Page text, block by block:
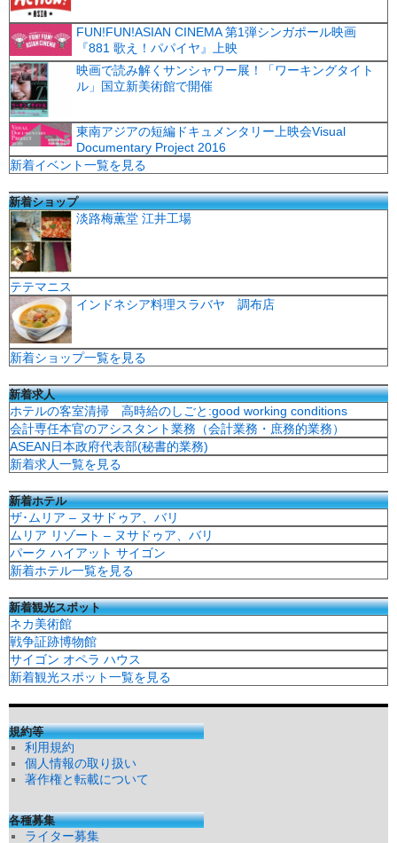
FUN!FUN!ASIAN CINEMA 第1弾シンガポール映画
『881 歌え！パパイヤ』上映
映画で読み解くサンシャワー展！「ワーキングタイト
ル」国立新美術館で開催
東南アジアの短編ドキュメンタリー上映会Visual
Documentary Project 2016
新着イベント一覧を見る
新着ショップ
淡路梅薫堂 江井工場
テテマニス
インドネシア料理スラバヤ 調布店
新着ショップ一覧を見る
新着求人
ホテルの客室清掃 高時給のしごと:good working conditions
会計専任本官のアシスタント業務（会計業務・庶務的業務）
ASEAN日本政府代表部(秘書的業務)
新着求人一覧を見る
新着ホテル
ザ･ムリア – ヌサドゥア、バリ
ムリア リゾート – ヌサドゥア、バリ
パーク ハイアット サイゴン
新着ホテル一覧を見る
新着観光スポット
ネカ美術館
戦争証跡博物館
サイゴン オペラ ハウス
新着観光スポット一覧を見る
規約等
利用規約
個人情報の取り扱い
著作権と転載について
各種募集
ライター募集